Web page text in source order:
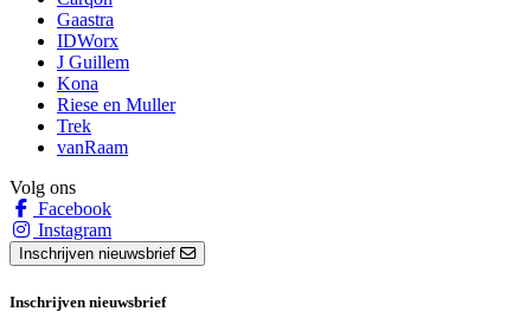
Gaastra
IDWorx
J Guillem
Kona
Riese en Muller
Trek
vanRaam
Volg ons
Facebook
Instagram
Inschrijven nieuwsbrief
Inschrijven nieuwsbrief